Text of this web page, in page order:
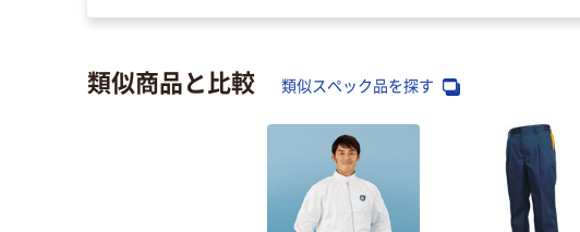
類似商品と比較 類似スペック品を探す